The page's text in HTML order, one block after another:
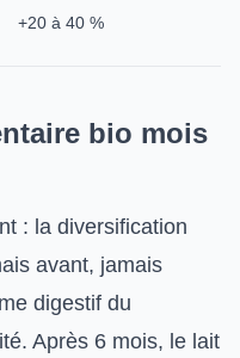
+20 à 40 %
bio mois
: la diversification
avant, jamais
digestif du
Après 6 mois, le lait